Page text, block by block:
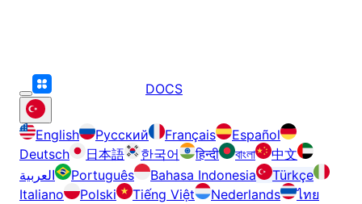
DOCS
English Русский Français
Español
Deutsch
日本語 한국어 हिन्दी বাংলা
中文
العربية
Português Bahasa Indonesia
Türkçe
Italiano
Polski Tiếng Việt Nederlands
ไทย